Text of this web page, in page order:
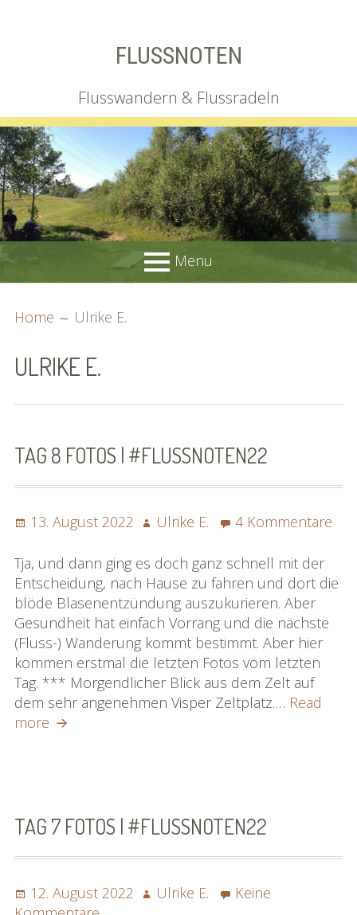
FLUSSNOTEN
Flusswandern & Flussradeln
Menu
MENU
SoSo | Sofasophia
Kontakt
Spenden
Die Projekte
Die Rheinreise
Die Rhônereise
eBook »Rheinreise«
eBook »Rhônereise«
»Rhônereise« im Detail
Karte »Rhônereise«
»Rhônereise«
FAQ
Home Ulrike E.
ULRIKE E.
TAG 8 FOTOS | #FLUSSNOTEN22
Posted
13. August 2022 Author
Ulrike E. 4 Kommentarezu
Tja, und dann ging es doch ganz schnell mit der
Entscheidung, nach Hause zu fahren und dort die
blöde Blasenentzündung auszukurieren. Aber
Gesundheit hat einfach Vorrang und die nächste
(Fluss-) Wanderung kommt bestimmt. Aber hier
kommen erstmal die letzten Fotos vom letzten
Tag. *** Morgendlicher Blick aus dem Zelt auf
dem sehr angenehmen Visper Zeltplatz.… Read
more Tag
TAG 7 FOTOS | #FLUSSNOTEN22
Posted
12. August 2022 Author
Ulrike E.
Keine